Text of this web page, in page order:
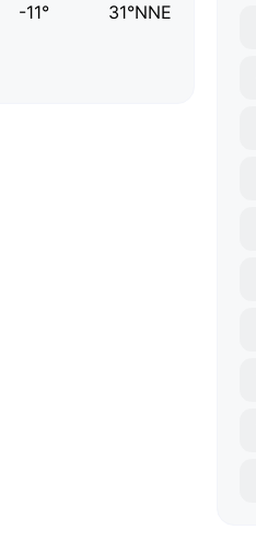
-11° 31°NNE